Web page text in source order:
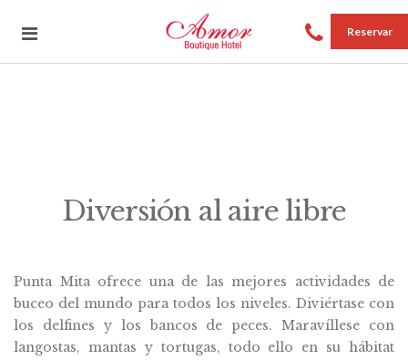
Reservar
Diversión al aire libre
Punta Mita ofrece una de las mejores actividades de
buceo del mundo para todos los niveles. Diviértase con
los delfines y los bancos de peces. Maravíllese con
langostas, mantas y tortugas, todo ello en su hábitat